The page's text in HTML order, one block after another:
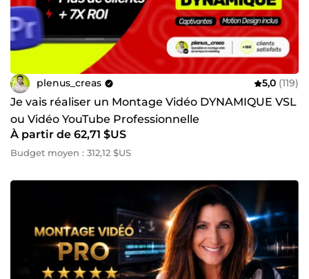
plenus_creas 5,0 (119)
Je vais réaliser un Montage Vidéo DYNAMIQUE VSL
ou Vidéo YouTube Professionnelle
À partir de 62,71 $US
Budget moyen : 312,12 $US